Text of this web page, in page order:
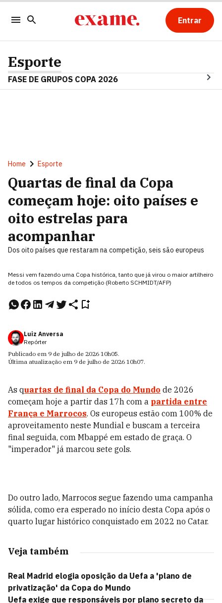
Entrar
Esporte
FASE DE GRUPOS COPA 2026
Home Esporte
Quartas de final da Copa
começam hoje: oito países e
oito estrelas para
acompanhar
Dos oito países que restaram na competição, seis são europeus
Messi vem fazendo uma Copa histórica, tanto que já virou o maior artilheiro
de todos os tempos da competição (Roberto SCHMIDT/AFP)
Luiz Anversa
Repórter
Publicado em 9 de julho de 2026 10h05.
Última atualização em 9 de julho de 2026 10h07.
As quartas de final da Copa do Mundo de 2026
começam hoje a partir das 17h com a partida entre
França e Marrocos. Os europeus estão com 100% de
aproveitamento neste Mundial e buscam a terceira
final seguida, com Mbappé em estado de graça. O
"imperador" já marcou sete gols.
Do outro lado, Marrocos segue fazendo uma campanha
sólida, como era esperado no início desta Copa após o
quarto lugar histórico conquistado em 2022 no Catar.
Veja também
Real Madrid elogia oposição da Uefa a 'plano de
privatização' da Copa do Mundo
Uefa exige que responsáveis por plano secreto da